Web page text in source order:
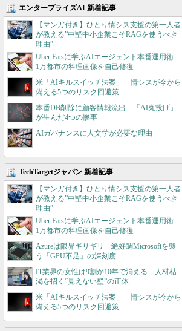
エンタープライズAI 新着記事
【マンガ付き】ひとり情シス支援の第一人者
が教える”中堅中小企業こそRAGを使うべき
理由”
Uber Eatsに学ぶAIエージェント本番運用術
1万都市の料理画像を自己修復
米「AIキルスイッチ法案」 情シスが今から
備える5つのリスク回避策
本番DB削除に顧客情報流出 「AI丸投げ」
が生んだ4つの惨事
AIガバナンスに人文学が必要な理由
TechTargetジャパン 新着記事
【マンガ付き】ひとり情シス支援の第一人者
が教える”中堅中小企業こそRAGを使うべき
理由”
Uber Eatsに学ぶAIエージェント本番運用術
1万都市の料理画像を自己修復
Azureは限界ギリギリ 絶好調Microsoftを襲
う「GPU不足」の深刻度
IT業界の女性は9割が10年で消える 人材枯
渇を招く“見えない壁”の正体
米「AIキルスイッチ法案」 情シスが今から
備える5つのリスク回避策